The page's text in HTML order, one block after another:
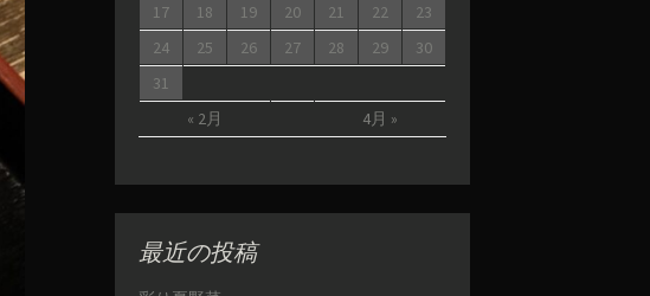
« 2月 4月 »
17
18 19 20 21 22
23
24
25 26 27 28 29
30
31
最近の投稿